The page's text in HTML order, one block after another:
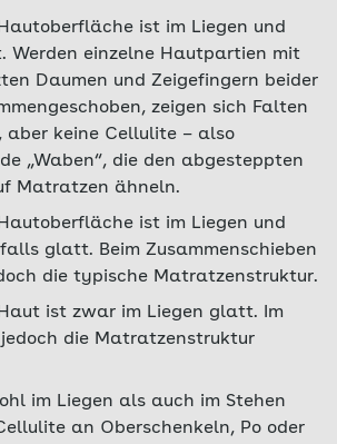
ist im Liegen und
Werden einzelne Hautpartien mit
Daumen und Zeigefingern beider
zeigen sich Falten
aber keine Cellulite – also
„Waben“, die den abgesteppten
Matratzen ähneln.
ist im Liegen und
glatt. Beim Zusammenschieben
die typische Matratzenstruktur.
ist zwar im Liegen glatt. Im
die Matratzenstruktur
im Liegen als auch im Stehen
an Oberschenkeln, Po oder